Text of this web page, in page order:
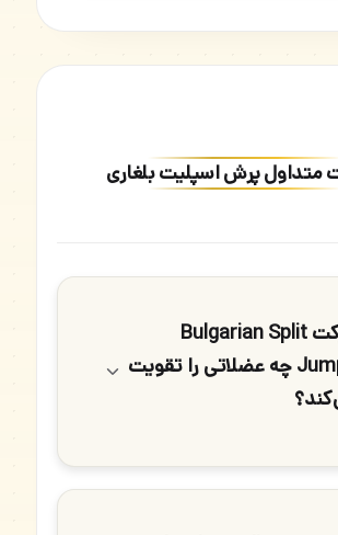
متداول پرش اسپلیت بلغاری
حرکت Bulgarian Split
Jumps چه عضلاتی را تقویت